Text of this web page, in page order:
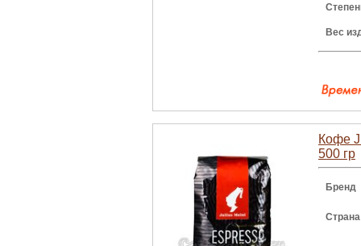
Вес
Кофе
500 гр
Бренд